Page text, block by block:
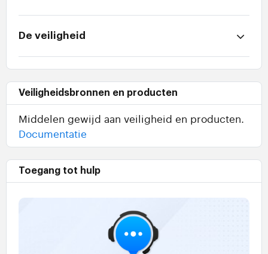
De veiligheid
Veiligheidsbronnen en producten
Middelen gewijd aan veiligheid en producten.
Documentatie
Toegang tot hulp